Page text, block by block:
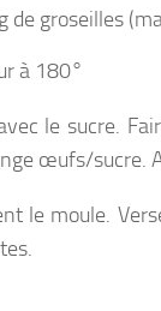
de groseilles
à 180°
le sucre.
œufs/sucre.
le moule.